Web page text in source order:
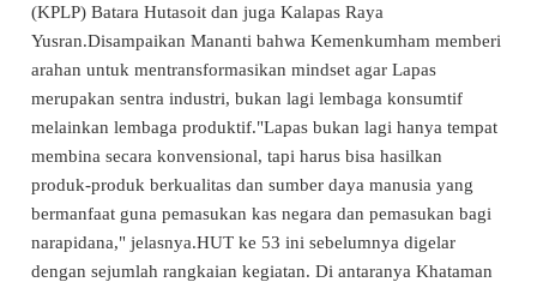
(KPLP) Batara Hutasoit dan juga Kalapas Raya
Yusran.Disampaikan Mananti bahwa Kemenkumham memberi
arahan untuk mentransformasikan mindset agar Lapas
merupakan sentra industri, bukan lagi lembaga konsumtif
melainkan lembaga produktif."Lapas bukan lagi hanya tempat
membina secara konvensional, tapi harus bisa hasilkan
produk-produk berkualitas dan sumber daya manusia yang
bermanfaat guna pemasukan kas negara dan pemasukan bagi
narapidana," jelasnya.HUT ke 53 ini sebelumnya digelar
dengan sejumlah rangkaian kegiatan. Di antaranya Khataman